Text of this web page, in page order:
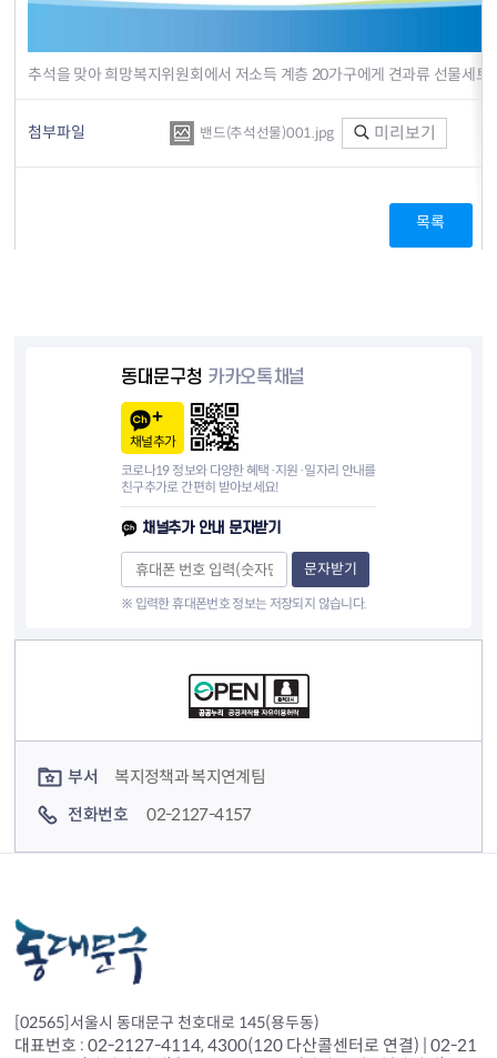
추석을 맞아 희망복지위원회에서 저소득 계층 20가구에게 견과류 선물세트
첨부파일 밴드(추석선물)001.jpg 미리보기
목록
동대문구청 카카오톡채널
채널추가
코로나19 정보와 다양한 혜택·지원·일자리 안내를
친구추가로 간편히 받아보세요!
채널추가 안내 문자받기
문자받기
※ 입력한 휴대폰번호 정보는 저장되지 않습니다.
부서
복지정책과 복지연계팀
전화번호
02-2127-4157
[02565]서울시 동대문구 천호대로 145(용두동)
대표번호 : 02-2127-4114, 4300(120 다산콜센터로 연결) | 02-21